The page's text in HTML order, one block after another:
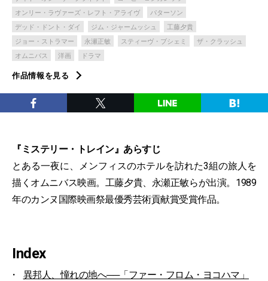
オンリー・ラヴァーズ・レフト・アライヴ
パターソン
デッド・ドント・ダイ
ジム・ジャームッシュ
工藤夕貴
ジョー・ストラマー
永瀬正敏 スティーヴ・ブシェミ
ザ・クラッシュ
オムニバス
洋画 ドラマ
作品情報を見る
『ミステリー・トレイン』あらすじ
とある一夜に、メンフィスのホテルを訪れた3組の旅人を
描くオムニバス映画。工藤夕貴、永瀬正敏らが出演。1989
年のカンヌ国際映画祭最優秀芸術貢献賞受賞作品。
Index
異邦人、憧れの地へ──「ファー・フロム・ヨコハマ」